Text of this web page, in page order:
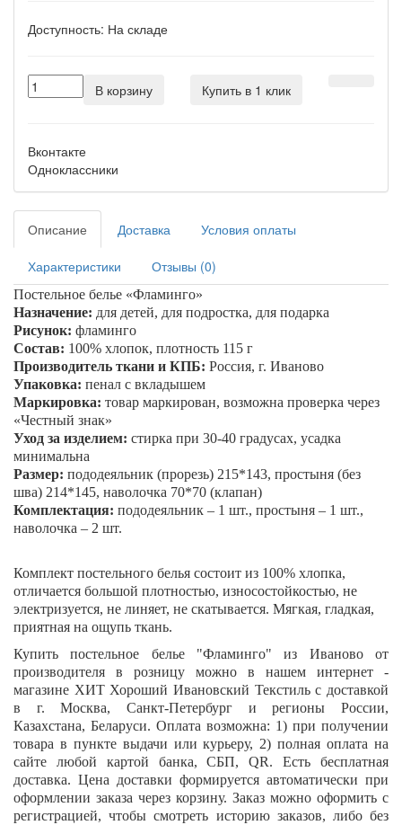
Доступность: На складе
В корзину Купить в 1 клик
Вконтакте
Одноклассники
Описание Доставка Условия оплаты
Характеристики Отзывы (0)
Постельное белье «Фламинго»
Назначение: для детей, для подростка, для подарка
Рисунок: фламинго
Состав: 100% хлопок, плотность 115 г
Производитель ткани и КПБ: Россия, г. Иваново
Упаковка: пенал с вкладышем
Маркировка: товар маркирован, возможна проверка через
«Честный знак»
Уход за изделием: стирка при 30-40 градусах, усадка
минимальна
Размер: пододеяльник (прорезь) 215*143, простыня (без
шва) 214*145, наволочка 70*70 (клапан)
Комплектация: пододеяльник – 1 шт., простыня – 1 шт.,
наволочка – 2 шт.
Комплект постельного белья состоит из 100% хлопка,
отличается большой плотностью, износостойкостью, не
электризуется, не линяет, не скатывается. Мягкая, гладкая,
приятная на ощупь ткань.
Купить постельное белье "Фламинго" из Иваново от
производителя в розницу можно в нашем интернет -
магазине ХИТ Хороший Ивановский Текстиль с доставкой
в г. Москва, Санкт-Петербург и регионы России,
Казахстана, Беларуси. Оплата возможна: 1) при получении
товара в пункте выдачи или курьеру, 2) полная оплата на
сайте любой картой банка, СБП,QR. Есть бесплатная
доставка. Цена доставки формируется автоматически при
оформлении заказа через корзину. Заказ можно оформить с
регистрацией, чтобы смотреть историю заказов, либо без